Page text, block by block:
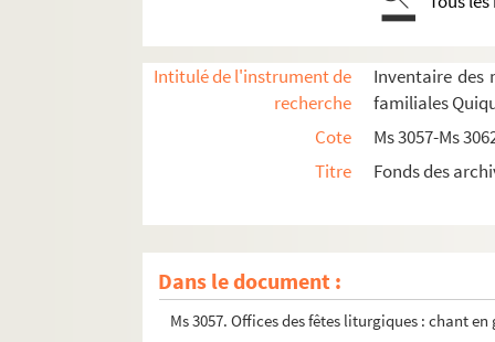
Intitulé de l'instrument de
recherche
Inventaire des
familiales
Cote
Ms 3057-Ms
Titre
Fonds des
Dans le document :
Ms 3057. Offices des fêtes liturgiques : chant